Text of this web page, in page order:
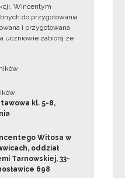
Wincentym
do przygotowania
i przygotowana
uczniowie zabiorą ze
kl. 5-8,
Witosa w
oddział
Tarnowskiej, 33-
698